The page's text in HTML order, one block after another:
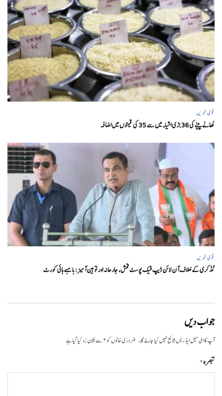
قومی خبریں
کھانے پینے کی 36 بڑی اشیاء میں سے 35 کی قیمتوں میں اضافہ
قومی خبریں
گڈکری کے خلاف آن لائن ڈیپ فیک پوسٹ فحش، جارحانہ اور توہین آمیز:بامبے ہائی کورٹ
جواب دیں
آپ کا ای میل ایڈریس شائع نہیں کیا جائے گا۔ ضروری خانوں کو*سے نشان زد کیا گیا ہے
تبصرہ*